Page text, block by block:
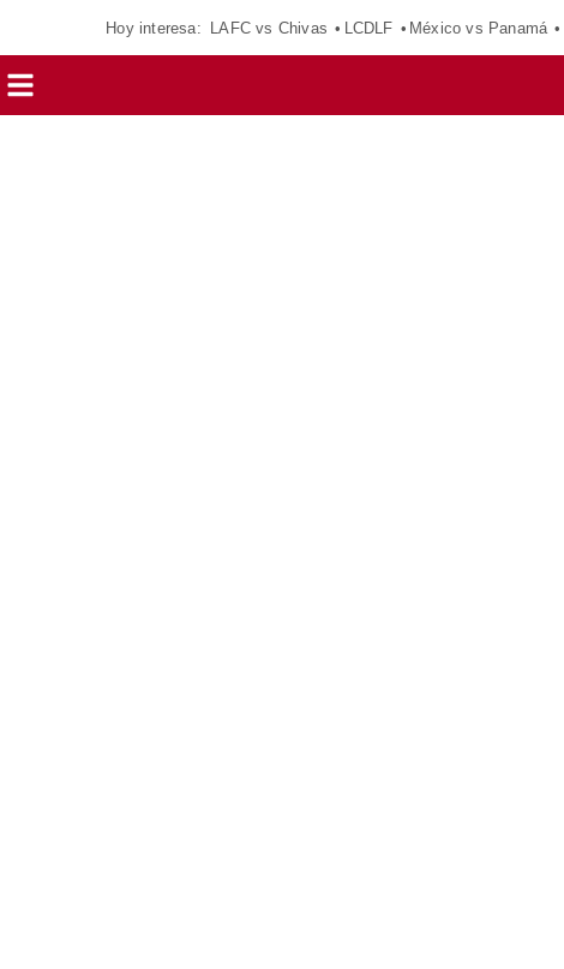
Hoy interesa: LAFC vs Chivas LCDLF México vs Panamá